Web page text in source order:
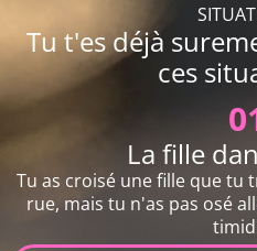
Tu t'es déjà
ces
La fille
Tu as croisé une fille que tu
rue, mais tu n'as pas osé